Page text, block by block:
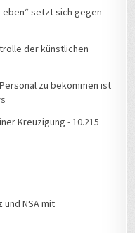
setzt sich gegen
der künstlichen
zu bekommen ist
Kreuzigung - 10.215
und NSA mit